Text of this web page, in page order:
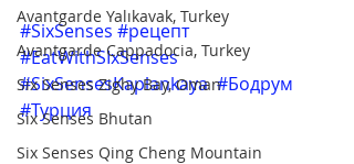
Avantgarde Yalıkavak, Turkey
Avantgarde Cappadocia, Turkey
Six Senses Zighy Bay, Oman
Six Senses Bhutan
Six Senses Qing Cheng Mountain
#SixSenses #рецепт
#EatWithSIxSenses
#SixSensesKaplankaya #Бодрум
#Турция